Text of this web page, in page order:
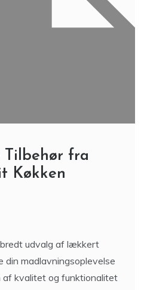
fra
Køkken
udvalg af lækkert
din madlavningsoplevelse
kvalitet og funktionalitet